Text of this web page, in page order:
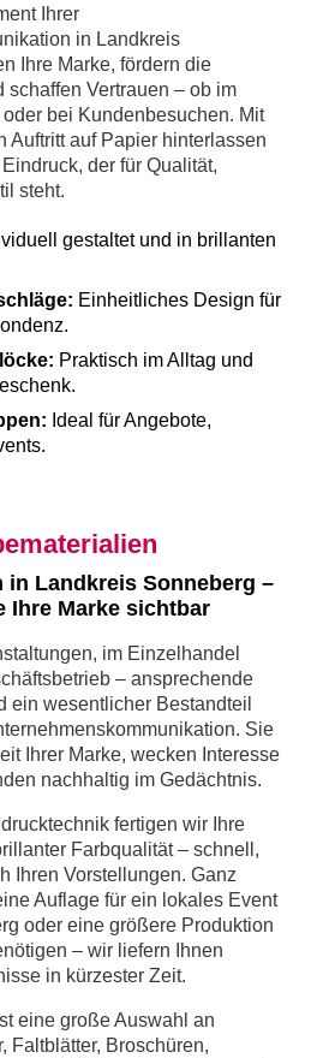
Ihrer
in Landkreis
Ihre Marke, fördern die
schaffen Vertrauen – ob im
bei Kundenbesuchen. Mit
Auftritt auf Papier hinterlassen
der für Qualität,
steht.
gestaltet und in brillanten
Einheitliches Design für
Praktisch im Alltag und
Ideal für Angebote,
in Landkreis Sonneberg –
Ihre Marke sichtbar
im Einzelhandel
– ansprechende
ein wesentlicher Bestandteil
Sie
Ihrer Marke, wecken Interesse
nachhaltig im Gedächtnis.
fertigen wir Ihre
Farbqualität – schnell,
Ihren Vorstellungen. Ganz
Auflage für ein lokales Event
oder eine größere Produktion
– wir liefern Ihnen
in kürzester Zeit.
eine große Auswahl an
Faltblätter, Broschüren,